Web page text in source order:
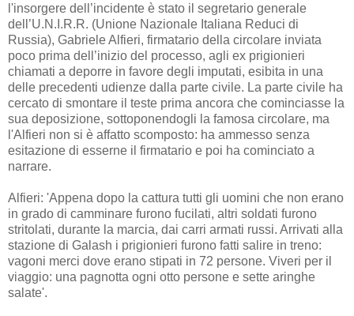
l'insorgere dell’incidente è stato il segretario generale
dell’U.N.I.R.R. (Unione Nazionale Italiana Reduci di
Russia), Gabriele Alfieri, firmatario della circolare inviata
poco prima dell’inizio del processo, agli ex prigionieri
chiamati a deporre in favore degli imputati, esibita in una
delle precedenti udienze dalla parte civile. La parte civile ha
cercato di smontare il teste prima ancora che cominciasse la
sua deposizione, sottoponendogli la famosa circolare, ma
l'Alfieri non si è affatto scomposto: ha ammesso senza
esitazione di esserne il firmatario e poi ha cominciato a
narrare.
Alfieri: 'Appena dopo la cattura tutti gli uomini che non erano
in grado di camminare furono fucilati, altri soldati furono
stritolati, durante la marcia, dai carri armati russi. Arrivati alla
stazione di Galash i prigionieri furono fatti salire in treno:
vagoni merci dove erano stipati in 72 persone. Viveri per il
viaggio: una pagnotta ogni otto persone e sette aringhe
salate'.